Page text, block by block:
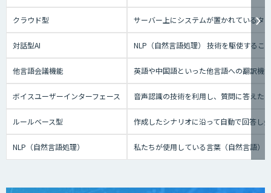
クラウド型 サーバー上にシステムが置かれているタ
対話型AI NLP（自然言語処理） 技術を駆使するこ
他言語会議機能 英語や中国語といった他言語への翻訳機
ボイスユーザーインターフェース 音声認識の技術を利用し、質問に答えた
ルールベース型 作成したシナリオに沿って自動で回答し
NLP（自然言語処理） 私たちが使用している言葉（自然言語）